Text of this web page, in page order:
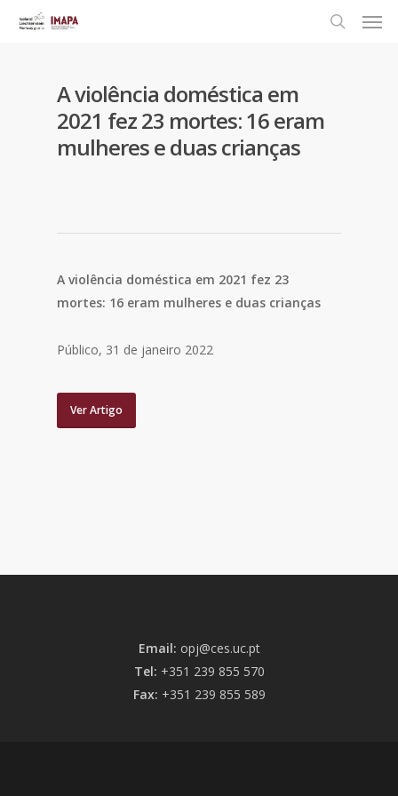
A violência doméstica em
2021 fez 23 mortes: 16 eram
mulheres e duas crianças
A violência doméstica em 2021 fez 23
mortes: 16 eram mulheres e duas crianças
Público, 31 de janeiro 2022
Ver Artigo
Email: opj@ces.uc.pt
Tel: +351 239 855 570
Fax: +351 239 855 589